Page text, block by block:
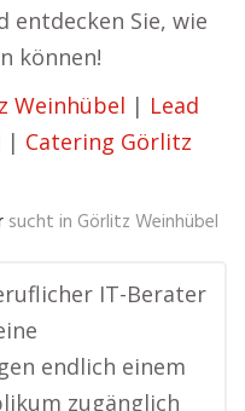
entdecken Sie, wie
können!
Weinhübel | Lead
| Catering Görlitz
sucht in Görlitz Weinhübel
IT-Berater
endlich einem
zugänglich